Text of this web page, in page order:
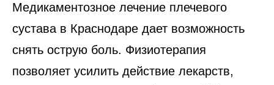
Медикаментозное лечение плечевого
сустава в Краснодаре дает возможность
снять острую боль. Физиотерапия
позволяет усилить действие лекарств,